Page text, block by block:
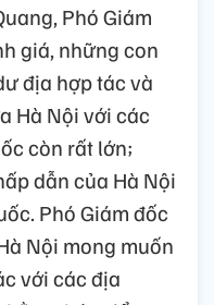
Phó Giám
giá, những con
địa hợp tác và
Hà Nội với các
còn rất lớn;
dẫn của Hà Nội
Phó Giám đốc
Nội mong muốn
với các địa